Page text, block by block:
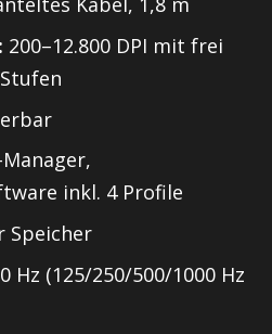
200–12.800 DPI mit frei
inkl. 4 Profile
Speicher
Hz (125/250/500/1000 Hz